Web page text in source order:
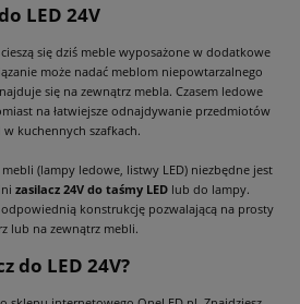
LED 24V
się dziś meble wyposażone w dodatkowe
może nadać meblom niepowtarzalnego
się na zewnątrz mebla. Czasem ledowe
na łatwiejsze odnajdywanie przedmiotów
kuchennych szafkach.
(lampy ledowe, listwy LED) niezbędne jest
zasilacz 24V do taśmy LED lub do lampy.
konstrukcję pozwalającą na prosty
lub na zewnątrz mebli.
do LED 24V?